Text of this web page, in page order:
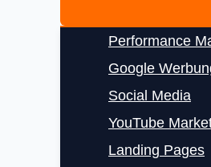
Performance
Google
Social Media
YouTube
Landing Pages